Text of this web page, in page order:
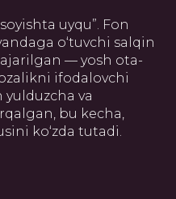
uyqu”. Fon
o‘tuvchi salqin
— yosh ota-
ifodalovchi
va
bu kecha,
ko‘zda tutadi.